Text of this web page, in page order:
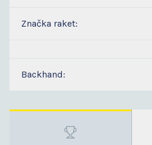
Značka raket:
Backhand: